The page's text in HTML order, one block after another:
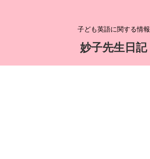
子ども英語に関する情報
妙子先生日記